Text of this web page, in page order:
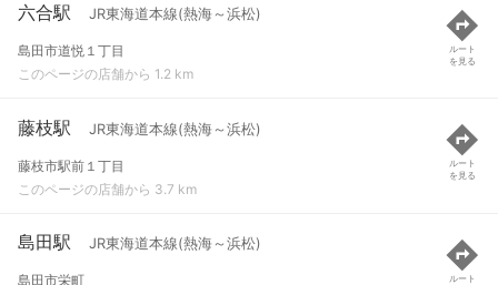
六合駅 JR東海道本線(熱海～浜松)
島田市道悦１丁目
このページの店舗から 1.2 km
ルート
を見る
藤枝駅 JR東海道本線(熱海～浜松)
藤枝市駅前１丁目
このページの店舗から 3.7 km
ルート
を見る
島田駅 JR東海道本線(熱海～浜松)
島田市栄町
ルート